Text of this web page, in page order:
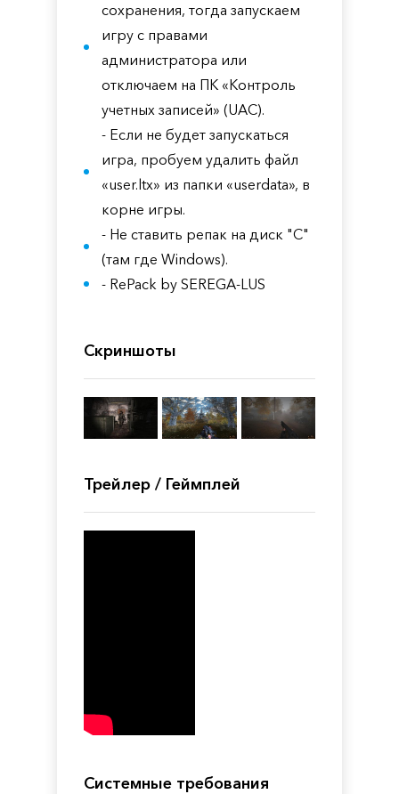
сохранения, тогда запускаем
игру с правами
администратора или
отключаем на ПК «Контроль
учетных записей» (UAC).
- Если не будет запускаться
игра, пробуем удалить файл
«user.ltx» из папки «userdata», в
корне игры.
- Не ставить репак на диск "С"
(там где Windows).
- RePack by SEREGA-LUS
Скриншоты
Трейлер / Геймплей
Системные требования